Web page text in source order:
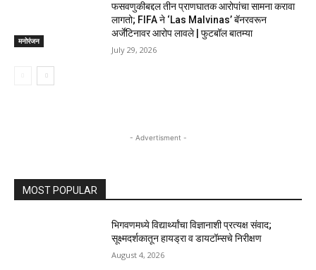
मनोरंजन
फसवणुकीबद्दल तीन प्राणघातक आरोपांचा सामना करावा
लागतो; FIFA ने ‘Las Malvinas’ बॅनरवरून
अर्जेंटिनावर आरोप लावले | फुटबॉल बातम्या
July 29, 2026
- Advertisment -
MOST POPULAR
भिगवणमध्ये विद्यार्थ्यांचा विज्ञानाशी प्रत्यक्ष संवाद;
सूक्ष्मदर्शकातून हायड्रा व डायटॉम्सचे निरीक्षण
August 4, 2026